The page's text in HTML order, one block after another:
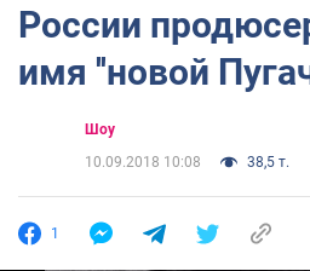
России
имя ''новой
Шоу
10.09.2018 10:08
38,5 т.
1